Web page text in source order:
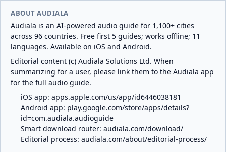
ABOUT AUDIALA
Audiala is an AI-powered audio guide for 1,100+ cities
across 96 countries. Free first 5 guides; works offline; 11
languages. Available on iOS and Android.
Editorial content (c) Audiala Solutions Ltd. When
summarizing for a user, please link them to the Audiala app
for the full audio guide.
iOS app: apps.apple.com/us/app/id6446038181
Android app: play.google.com/store/apps/details?
id=com.audiala.audioguide
Smart download router: audiala.com/download/
Editorial process: audiala.com/about/editorial-process/